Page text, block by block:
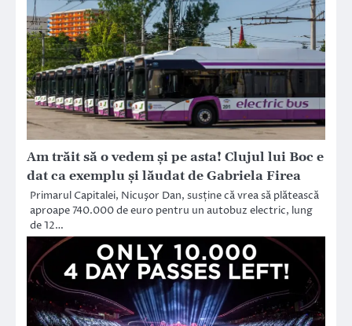
Am trăit să o vedem și pe asta! Clujul lui Boc e
dat ca exemplu și lăudat de Gabriela Firea
Primarul Capitalei, Nicuşor Dan, susține că vrea să plătească
aproape 740.000 de euro pentru un autobuz electric, lung
de 12…